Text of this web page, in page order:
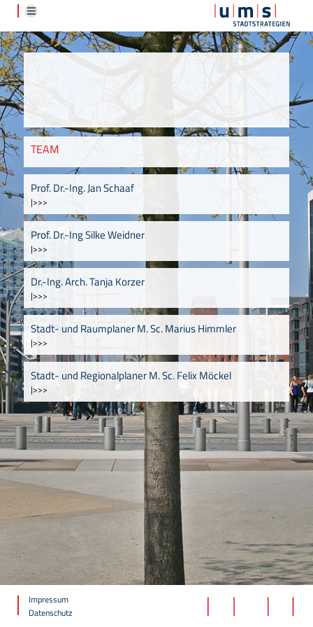
TEAM
Prof. Dr.-Ing. Jan Schaaf
|>>>
Prof. Dr.-Ing Silke Weidner
|>>>
Dr.-Ing. Arch. Tanja Korzer
|>>>
Stadt- und Raumplaner M. Sc. Marius Himmler
|>>>
Stadt- und Regionalplaner M. Sc. Felix Möckel
|>>>
Impressum
Datenschutz